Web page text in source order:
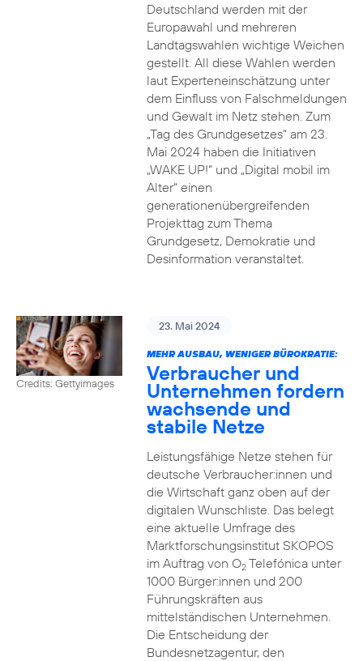
Deutschland werden mit der
Europawahl und mehreren
Landtagswahlen wichtige Weichen
gestellt. All diese Wahlen werden
laut Experteneinschätzung unter
dem Einfluss von Falschmeldungen
und Gewalt im Netz stehen. Zum
„Tag des Grundgesetzes“ am 23.
Mai 2024 haben die Initiativen
„WAKE UP!“ und „Digital mobil im
Alter“ einen
generationenübergreifenden
Projekttag zum Thema
Grundgesetz, Demokratie und
Desinformation veranstaltet.
Credits: Gettyimages
23. Mai 2024
MEHR AUSBAU, WENIGER BÜROKRATIE:
Verbraucher und
Unternehmen fordern
wachsende und
stabile Netze
Leistungsfähige Netze stehen für
deutsche Verbraucher:innen und
die Wirtschaft ganz oben auf der
digitalen Wunschliste. Das belegt
eine aktuelle Umfrage des
Marktforschungsinstitut SKOPOS
im Auftrag von O2Telefónica unter
1000 Bürger:innen und 200
Führungskräften aus
mittelständischen Unternehmen.
Die Entscheidung der
Bundesnetzagentur, den